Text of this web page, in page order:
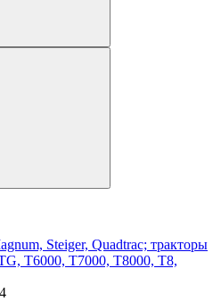
Steiger, Quadtrac; тракторы
T6000, T7000, T8000, T8,